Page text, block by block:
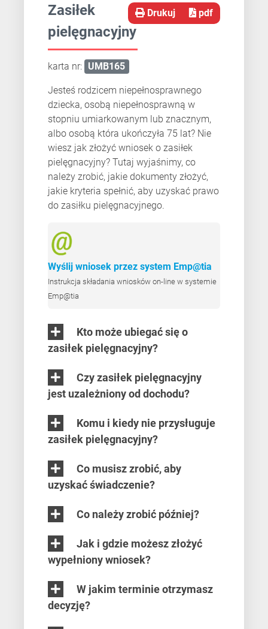
Drukuj pdf
Zasiłek
pielęgnacyjny
karta nr: UMB165
Jesteś rodzicem niepełnosprawnego
dziecka, osobą niepełnosprawną w
stopniu umiarkowanym lub znacznym,
albo osobą która ukończyła 75 lat? Nie
wiesz jak złożyć wniosek o zasiłek
pielęgnacyjny? Tutaj wyjaśnimy, co
należy zrobić, jakie dokumenty złożyć,
jakie kryteria spełnić, aby uzyskać prawo
do zasiłku pielęgnacyjnego.
Wyślij wniosek przez system Emp@tia
Instrukcja składania wniosków on-line w systemie
Emp@tia
zasiłek pielęgnacyjny?
jest uzależniony od dochodu?
zasiłek pielęgnacyjny?
uzyskać świadczenie?
Co należy zrobić później?
wypełniony wniosek?
decyzję?